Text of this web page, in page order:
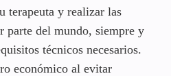
terapeuta y realizar las
parte del mundo, siempre y
técnicos necesarios.
económico al evitar